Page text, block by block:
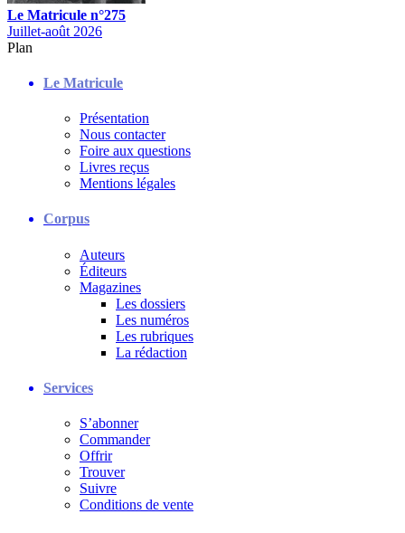
Le Matricule n°275
Juillet-août 2026
Plan
Le Matricule
Présentation
Nous contacter
Foire aux questions
Livres reçus
Mentions légales
Corpus
Auteurs
Éditeurs
Magazines
Les dossiers
Les numéros
Les rubriques
La rédaction
Services
S’abonner
Commander
Offrir
Trouver
Suivre
Conditions de vente